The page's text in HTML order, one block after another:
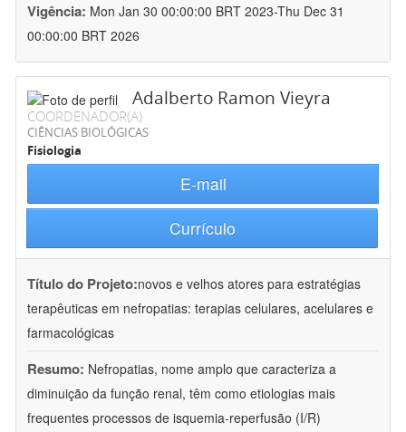
Vigência: Mon Jan 30 00:00:00 BRT 2023-Thu Dec 31
00:00:00 BRT 2026
Adalberto Ramon Vieyra
COORDENADOR(A)
CIÊNCIAS BIOLÓGICAS
Fisiologia
E-mail
Currículo
Título do Projeto:novos e velhos atores para estratégias
terapêuticas em nefropatias: terapias celulares, acelulares e
farmacológicas
Resumo: Nefropatias, nome amplo que caracteriza a
diminuição da função renal, têm como etiologias mais
frequentes processos de isquemia-reperfusão (I/R)